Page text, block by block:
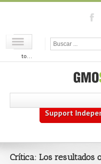
Go
to...
Support
Crítica: Los resultados